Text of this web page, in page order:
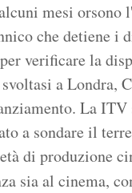
mesi
che detiene i
verificare la
a Londra,
La
a sondare il
di produzione
sia al cinema,